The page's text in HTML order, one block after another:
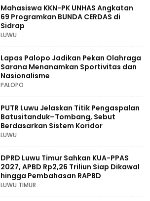
Mahasiswa KKN-PK UNHAS Angkatan
69 Programkan BUNDA CERDAS di
Sidrap
LUWU
Lapas Palopo Jadikan Pekan Olahraga
Sarana Menanamkan Sportivitas dan
Nasionalisme
PALOPO
PUTR Luwu Jelaskan Titik Pengaspalan
Batusitanduk–Tombang, Sebut
Berdasarkan Sistem Koridor
LUWU
DPRD Luwu Timur Sahkan KUA-PPAS
2027, APBD Rp2,26 Triliun Siap Dikawal
hingga Pembahasan RAPBD
LUWU TIMUR